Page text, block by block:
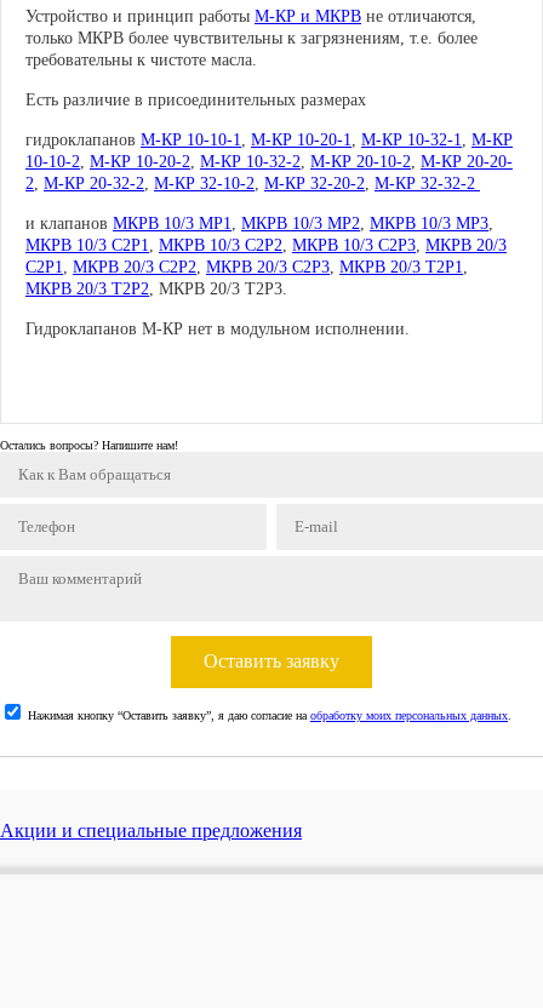
Устройство и принцип работы М-КР и МКРВ не отличаются,
только МКРВ более чувствительны к загрязнениям, т.е. более
требовательны к чистоте масла.
Есть различие в присоединительных размерах
гидроклапанов М-КР 10-10-1, М-КР 10-20-1, М-КР 10-32-1, М-КР
10-10-2, М-КР 10-20-2, М-КР 10-32-2, М-КР 20-10-2, М-КР 20-20-
2, М-КР 20-32-2, М-КР 32-10-2, М-КР 32-20-2, М-КР 32-32-2
и клапанов МКРВ 10/3 МР1, МКРВ 10/3 МР2, МКРВ 10/3 МР3,
МКРВ 10/3 С2Р1, МКРВ 10/3 С2Р2, МКРВ 10/3 С2Р3, МКРВ 20/3
С2Р1, МКРВ 20/3 С2Р2, МКРВ 20/3 С2Р3, МКРВ 20/3 Т2Р1,
МКРВ 20/3 Т2Р2, МКРВ 20/3 Т2Р3.
Гидроклапанов М-КР нет в модульном исполнении.
Остались вопросы? Напишите нам!
Оставить заявку
Нажимая кнопку “Оставить заявку”, я даю согласие на обработку моих персональных данных
Акции и специальные предложения